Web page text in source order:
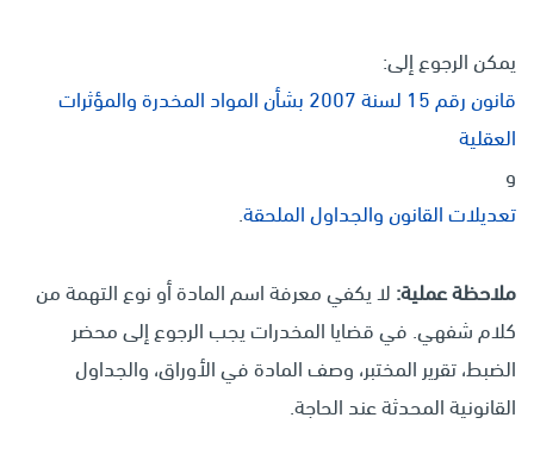
يمكن الرجوع إلى:
قانون رقم 15 لسنة 2007 بشأن المواد المخدرة والمؤثرات
العقلية
و
تعديلات القانون والجداول الملحقة.
ملاحظة عملية: لا يكفي معرفة اسم المادة أو نوع التهمة من
كلام شفهي. في قضايا المخدرات يجب الرجوع إلى محضر
الضبط، تقرير المختبر، وصف المادة في الأوراق، والجداول
القانونية المحدثة عند الحاجة.